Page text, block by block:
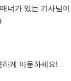
너가 있는 기사님
게 이동하세요!